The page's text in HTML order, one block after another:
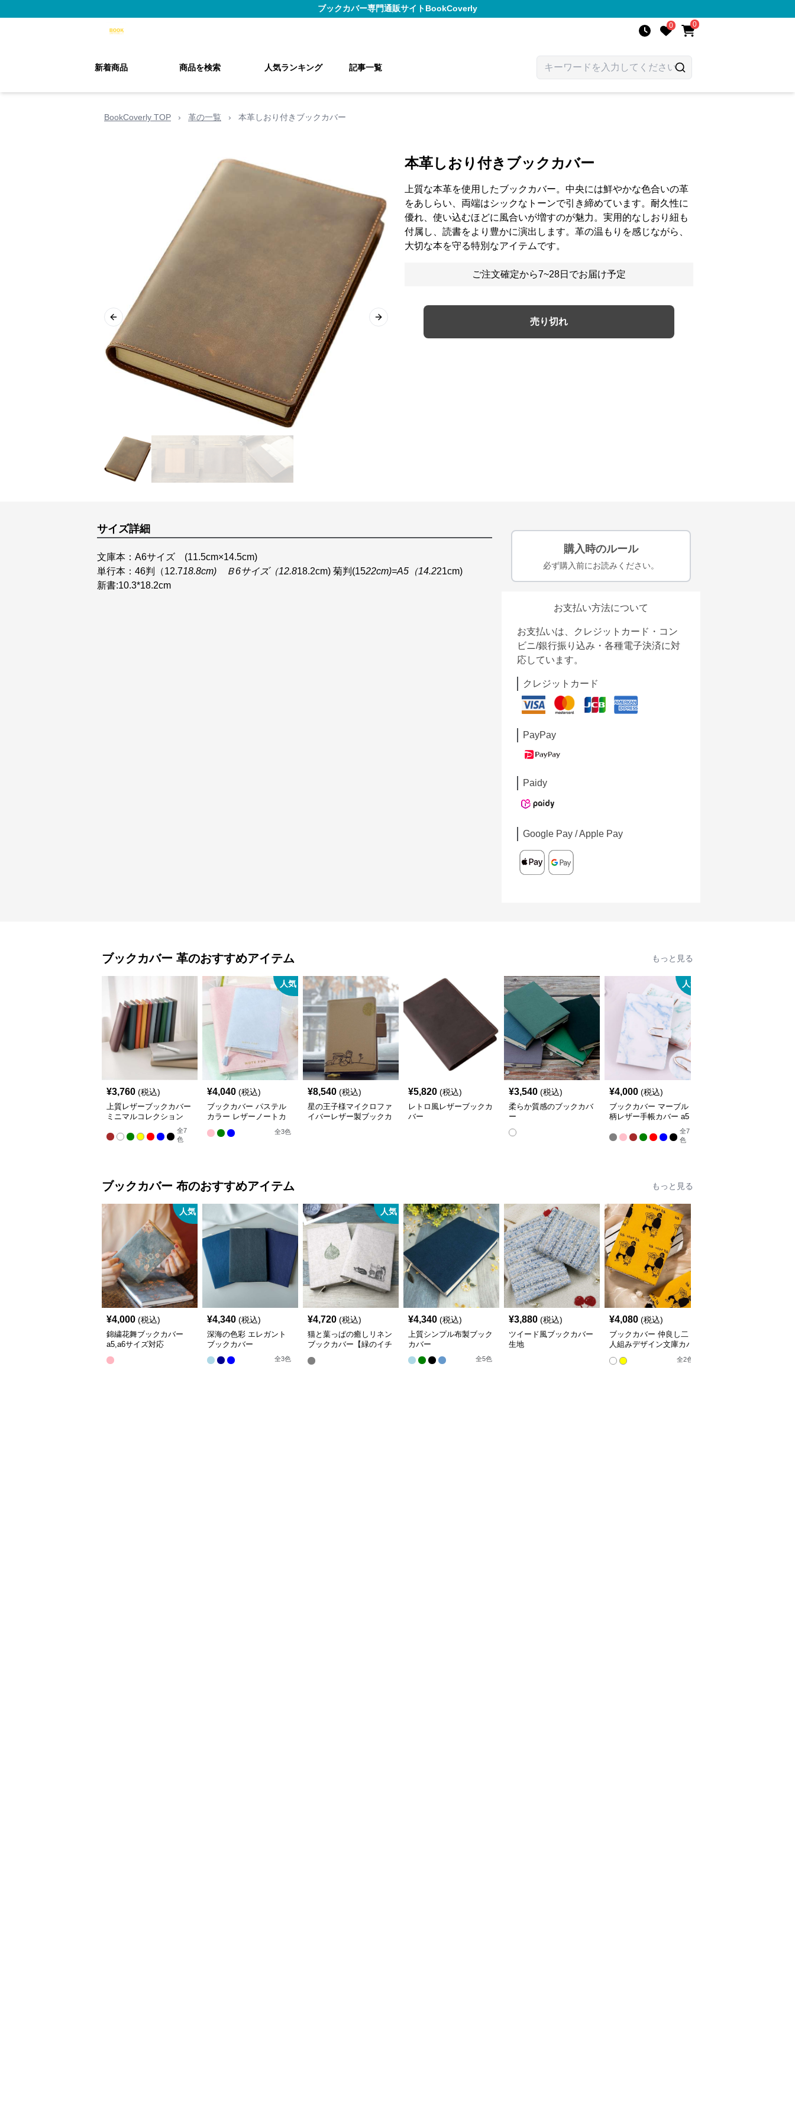
ブックカバー専門通販サイトBookCoverly
0 0
新着商品 商品を検索 人気ランキング 記事一覧
BookCoverly TOP › 革の一覧 › 本革しおり付きブックカバー
Previous slide Next slide
本革しおり付きブックカバー
上質な本革を使用したブックカバー。中央には鮮やかな色合いの革
をあしらい、両端はシックなトーンで引き締めています。耐久性に
優れ、使い込むほどに風合いが増すのが魅力。実用的なしおり紐も
付属し、読書をより豊かに演出します。革の温もりを感じながら、
大切な本を守る特別なアイテムです。
ご注文確定から7~28日でお届け予定
売り切れ
サイズ詳細
文庫本：A6サイズ (11.5cm×14.5cm)
単行本：46判（12.718.8cm) Ｂ6サイズ（12.818.2cm) 菊判(1522cm)=A5（14.221cm)
新書:10.3*18.2cm
購入時のルール
必ず購入前にお読みください。
お支払い方法について
お支払いは、クレジットカード・コン
ビニ/銀行振り込み・各種電子決済に対
応しています。
クレジットカード
PayPay
Paidy
Google Pay / Apple Pay
ブックカバー 革のおすすめアイテム もっと見る
¥3,760 (税込)
上質レザーブックカバー
ミニマルコレクション
全7
色
人気
¥4,040 (税込)
ブックカバー パステル
カラー レザーノートカ
バー A5（ビジネス書）
A6（文庫本）対応
全3色
¥8,540 (税込)
星の王子様マイクロファ
イバーレザー製ブックカ
¥5,820 (税込)
レトロ風レザーブックカ
バー
¥3,540 (税込)
柔らか質感のブックカバ
ー
人気
¥4,000 (税込)
ブックカバー マーブル
柄レザー手帳カバー a5
全7
色
ブックカバー 布のおすすめアイテム もっと見る
人気
¥4,000 (税込)
錦繍花舞ブックカバー
a5,a6サイズ対応
¥4,340 (税込)
深海の色彩 エレガント
ブックカバー
全3色
人気
¥4,720 (税込)
猫と葉っぱの癒しリネン
ブックカバー【緑のイチ
¥4,340 (税込)
上質シンプル布製ブック
カバー
全5色
¥3,880 (税込)
ツイード風ブックカバー
生地
¥4,080 (税込)
ブックカバー 仲良し二
人組みデザイン文庫カバ
全2色